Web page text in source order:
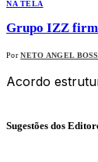
NA TELA
Grupo IZZ
Por NETO ANGEL BOSS
Acordo
Sugestões dos